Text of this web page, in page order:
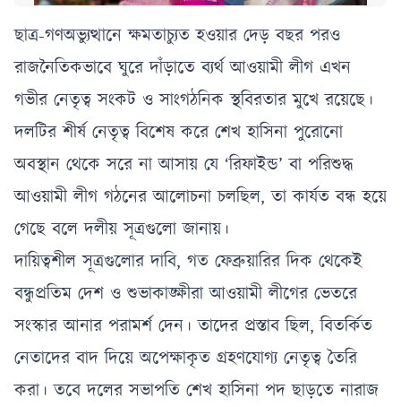
ছাত্র-গণঅভ্যুত্থানে ক্ষমতাচ্যুত হওয়ার দেড় বছর পরও
রাজনৈতিকভাবে ঘুরে দাঁড়াতে ব্যর্থ আওয়ামী লীগ এখন
গভীর নেতৃত্ব সংকট ও সাংগঠনিক স্থবিরতার মুখে রয়েছে।
দলটির শীর্ষ নেতৃত্ব বিশেষ করে শেখ হাসিনা পুরোনো
অবস্থান থেকে সরে না আসায় যে ‘রিফাইন্ড’ বা পরিশুদ্ধ
আওয়ামী লীগ গঠনের আলোচনা চলছিল, তা কার্যত বন্ধ হয়ে
গেছে বলে দলীয় সূত্রগুলো জানায়।
দায়িত্বশীল সূত্রগুলোর দাবি, গত ফেব্রুয়ারির দিক থেকেই
বন্ধুপ্রতিম দেশ ও শুভাকাঙ্ক্ষীরা আওয়ামী লীগের ভেতরে
সংস্কার আনার পরামর্শ দেন। তাদের প্রস্তাব ছিল, বিতর্কিত
নেতাদের বাদ দিয়ে অপেক্ষাকৃত গ্রহণযোগ্য নেতৃত্ব তৈরি
করা। তবে দলের সভাপতি শেখ হাসিনা পদ ছাড়তে নারাজ